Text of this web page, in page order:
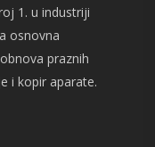
1. u industriji
osnovna
praznih
i kopir aparate.